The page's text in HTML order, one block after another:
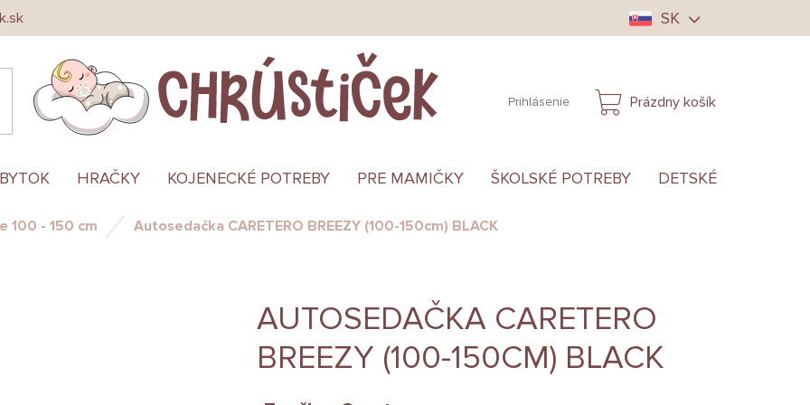
SK
Prihlásenie
NÁKUPNÝ
Prázdny košík
HRAČKY KOJENECKÉ POTREBY PRE MAMIČKY ŠKOLSKÉ POTREBY DETSKÉ OBLEČENIE
100 - 150 cm Autosedačka CARETERO BREEZY (100-150cm) BLACK
AUTOSEDAČKA CARETERO
BREEZY (100-150CM) BLACK